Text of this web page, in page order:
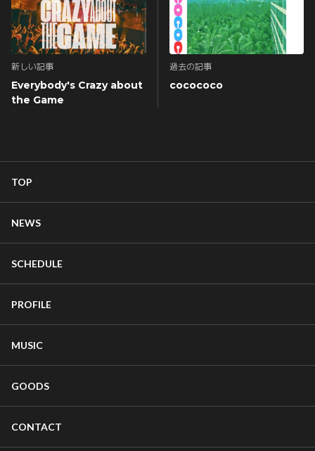
新しい記事
Everybody's Crazy about
the Game
過去の記事
cocococo
TOP
NEWS
SCHEDULE
PROFILE
MUSIC
GOODS
CONTACT